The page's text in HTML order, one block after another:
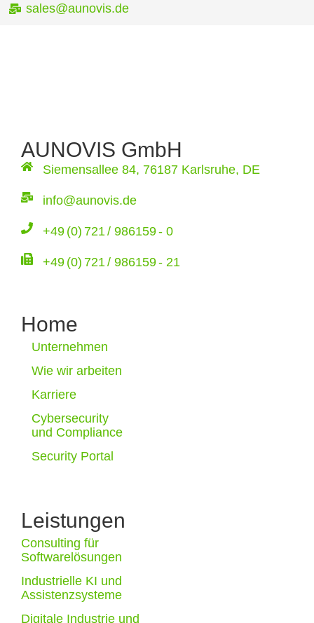
sales@aunovis.de
AUNOVIS GmbH
Siemensallee 84, 76187 Karlsruhe, DE
info@aunovis.de
+49 (0) 721 / 986159 - 0
+49 (0) 721 / 986159 - 21
Home
Unternehmen
Wie wir arbeiten
Karriere
Cybersecurity
und Compliance
Security Portal
Leistungen
Consulting für
Softwarelösungen
Industrielle KI und
Assistenzsysteme
Digitale Industrie und